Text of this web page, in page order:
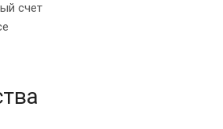
счет